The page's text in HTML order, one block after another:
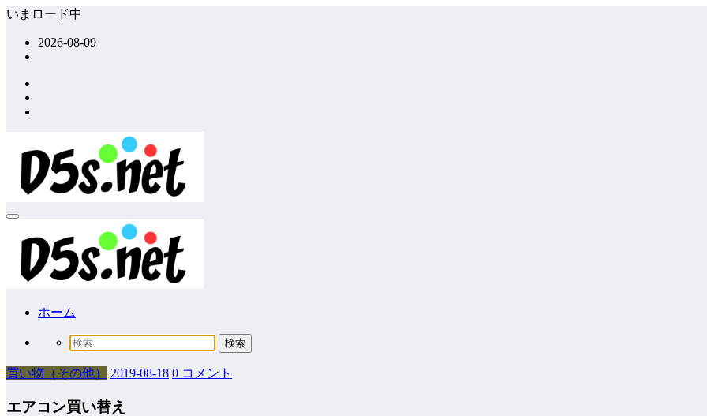
コ
いまロード中
2026-08-09
ホーム
買い物（その他） 2019-08-18 0 コメント
エアコン買い替え